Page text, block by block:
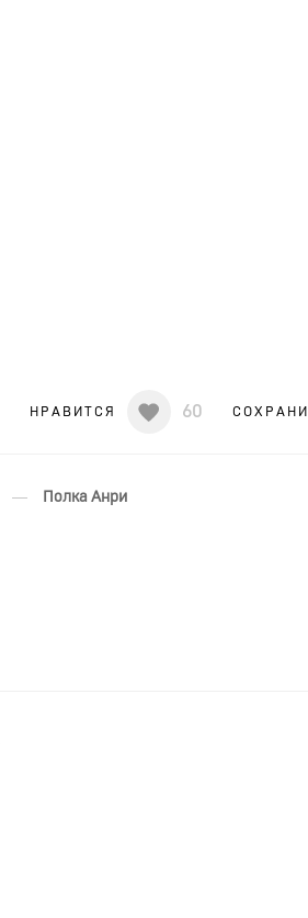
60
НРАВИТСЯ
— Полка Анри